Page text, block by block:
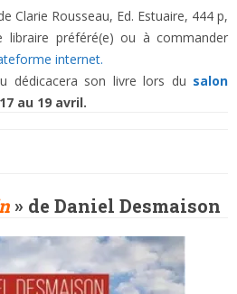
Clarie Rousseau, Ed. Estuaire, 444 p,
libraire préféré(e) ou à commander
internet.
dédicacera son livre lors du salon
au 19 avril.
» de Daniel Desmaison